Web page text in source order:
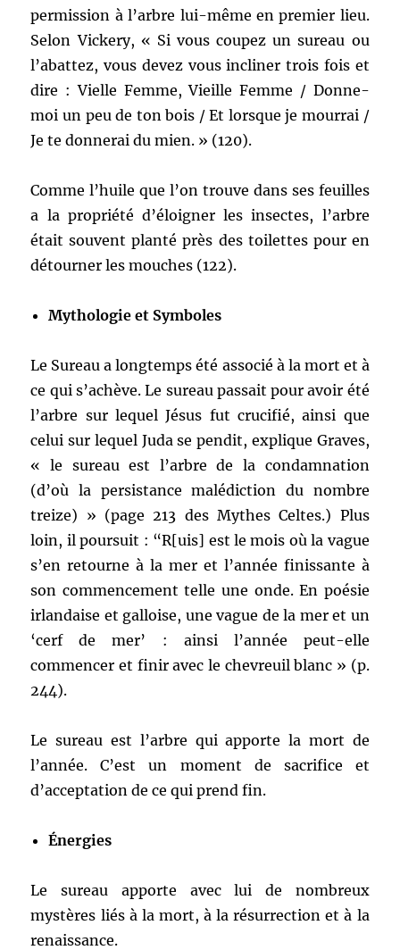
permission à l’arbre lui-même en premier lieu.
Selon Vickery, « Si vous coupez un sureau ou
l’abattez, vous devez vous incliner trois fois et
dire : Vielle Femme, Vieille Femme / Donne-
moi un peu de ton bois / Et lorsque je mourrai /
Je te donnerai du mien. » (120).
Comme l’huile que l’on trouve dans ses feuilles
a la propriété d’éloigner les insectes, l’arbre
était souvent planté près des toilettes pour en
détourner les mouches (122).
Mythologie et Symboles
Le Sureau a longtemps été associé à la mort et à
ce qui s’achève. Le sureau passait pour avoir été
l’arbre sur lequel Jésus fut crucifié, ainsi que
celui sur lequel Juda se pendit, explique Graves,
« le sureau est l’arbre de la condamnation
(d’où la persistance malédiction du nombre
treize) » (page 213 des Mythes Celtes.) Plus
loin, il poursuit : “R[uis] est le mois où la vague
s’en retourne à la mer et l’année finissante à
son commencement telle une onde. En poésie
irlandaise et galloise, une vague de la mer et un
‘cerf de mer’ : ainsi l’année peut-elle
commencer et finir avec le chevreuil blanc » (p.
244).
Le sureau est l’arbre qui apporte la mort de
l’année. C’est un moment de sacrifice et
d’acceptation de ce qui prend fin.
Énergies
Le sureau apporte avec lui de nombreux
mystères liés à la mort, à la résurrection et à la
renaissance.